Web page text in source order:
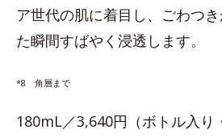
ア世代の肌に着目し、ごわつ
た瞬間すばやく浸透します。
*8 角層まで
180mL／3,640円（ボトル入り